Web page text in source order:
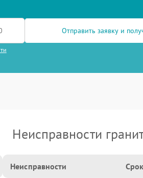
Отправить заявку и
Неисправности
Неисправности Срок